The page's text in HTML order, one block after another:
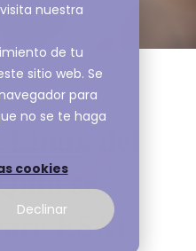
nuestra
de tu
sitio web. Se
para
no se te haga
cookies
Declinar
del
se
ESXi